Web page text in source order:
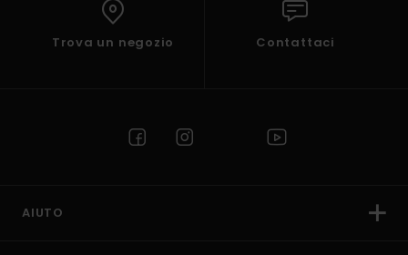
Trova un negozio Contattaci
AIUTO